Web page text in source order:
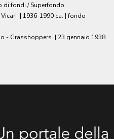
di fondi / Superfondo
| 1936-1990 ca. | fondo
- Grasshoppers | 23 gennaio 1938